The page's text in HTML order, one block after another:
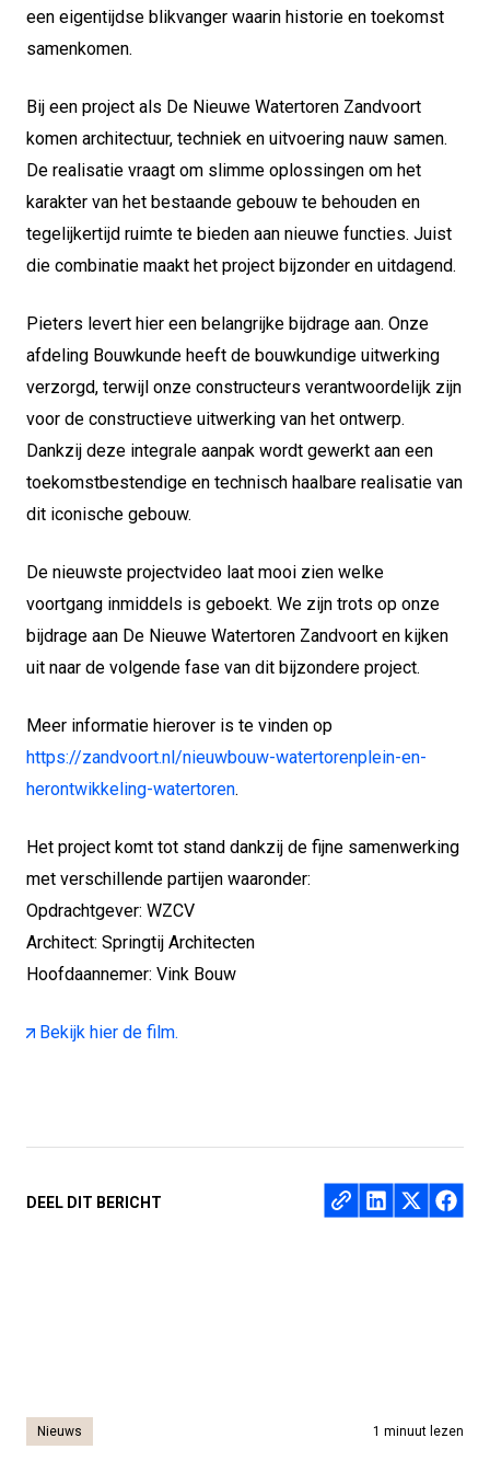
een eigentijdse blikvanger waarin historie en toekomst
samenkomen.
Bij een project als De Nieuwe Watertoren Zandvoort
komen architectuur, techniek en uitvoering nauw samen.
De realisatie vraagt om slimme oplossingen om het
karakter van het bestaande gebouw te behouden en
tegelijkertijd ruimte te bieden aan nieuwe functies. Juist
die combinatie maakt het project bijzonder en uitdagend.
Pieters levert hier een belangrijke bijdrage aan. Onze
afdeling Bouwkunde heeft de bouwkundige uitwerking
verzorgd, terwijl onze constructeurs verantwoordelijk zijn
voor de constructieve uitwerking van het ontwerp.
Dankzij deze integrale aanpak wordt gewerkt aan een
toekomstbestendige en technisch haalbare realisatie van
dit iconische gebouw.
De nieuwste projectvideo laat mooi zien welke
voortgang inmiddels is geboekt. We zijn trots op onze
bijdrage aan De Nieuwe Watertoren Zandvoort en kijken
uit naar de volgende fase van dit bijzondere project.
Meer informatie hierover is te vinden op
https://zandvoort.nl/nieuwbouw-watertorenplein-en-
herontwikkeling-watertoren.
Het project komt tot stand dankzij de fijne samenwerking
met verschillende partijen waaronder:
Opdrachtgever: WZCV
Architect: Springtij Architecten
Hoofdaannemer: Vink Bouw
Bekijk hier de film.
DEEL DIT BERICHT Deel
Nieuws 1 minuut lezen